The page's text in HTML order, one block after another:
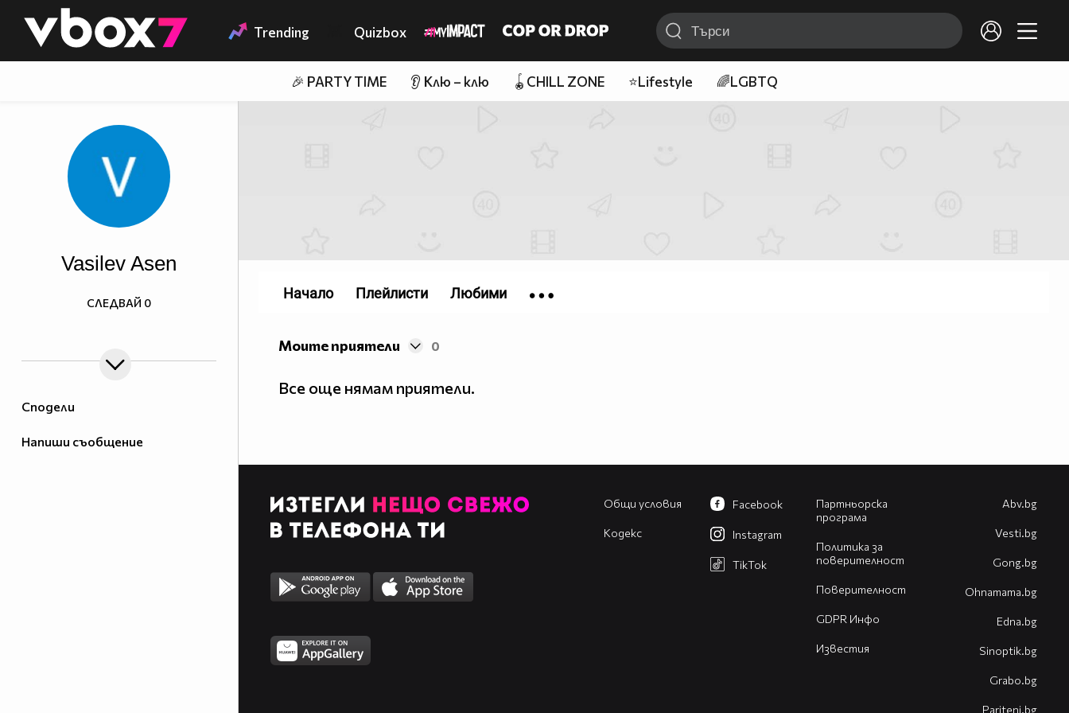
👾 Trending Quizbox
🎉 PARTY TIME 👂 Клю – клю 🪀CHILL ZONE ⭐Lifestyle 🌈LGBTQ
Сподели
Напиши съобщение
Vasilev Asen
СЛЕДВАЙ 0
Моите приятели 0
Все още нямам приятели.
Начало Плейлисти Любими
Общи условия
Кодекс
Партньорска
програма
Политика за
поверителност
Поверителност
GDPR Инфо
Известия
Facebook
Instagram
TikTok
Abv.bg
Vesti.bg
Gong.bg
Оhnamama.bg
Edna.bg
Sinoptik.bg
Grabo.bg
Pariteni.bg